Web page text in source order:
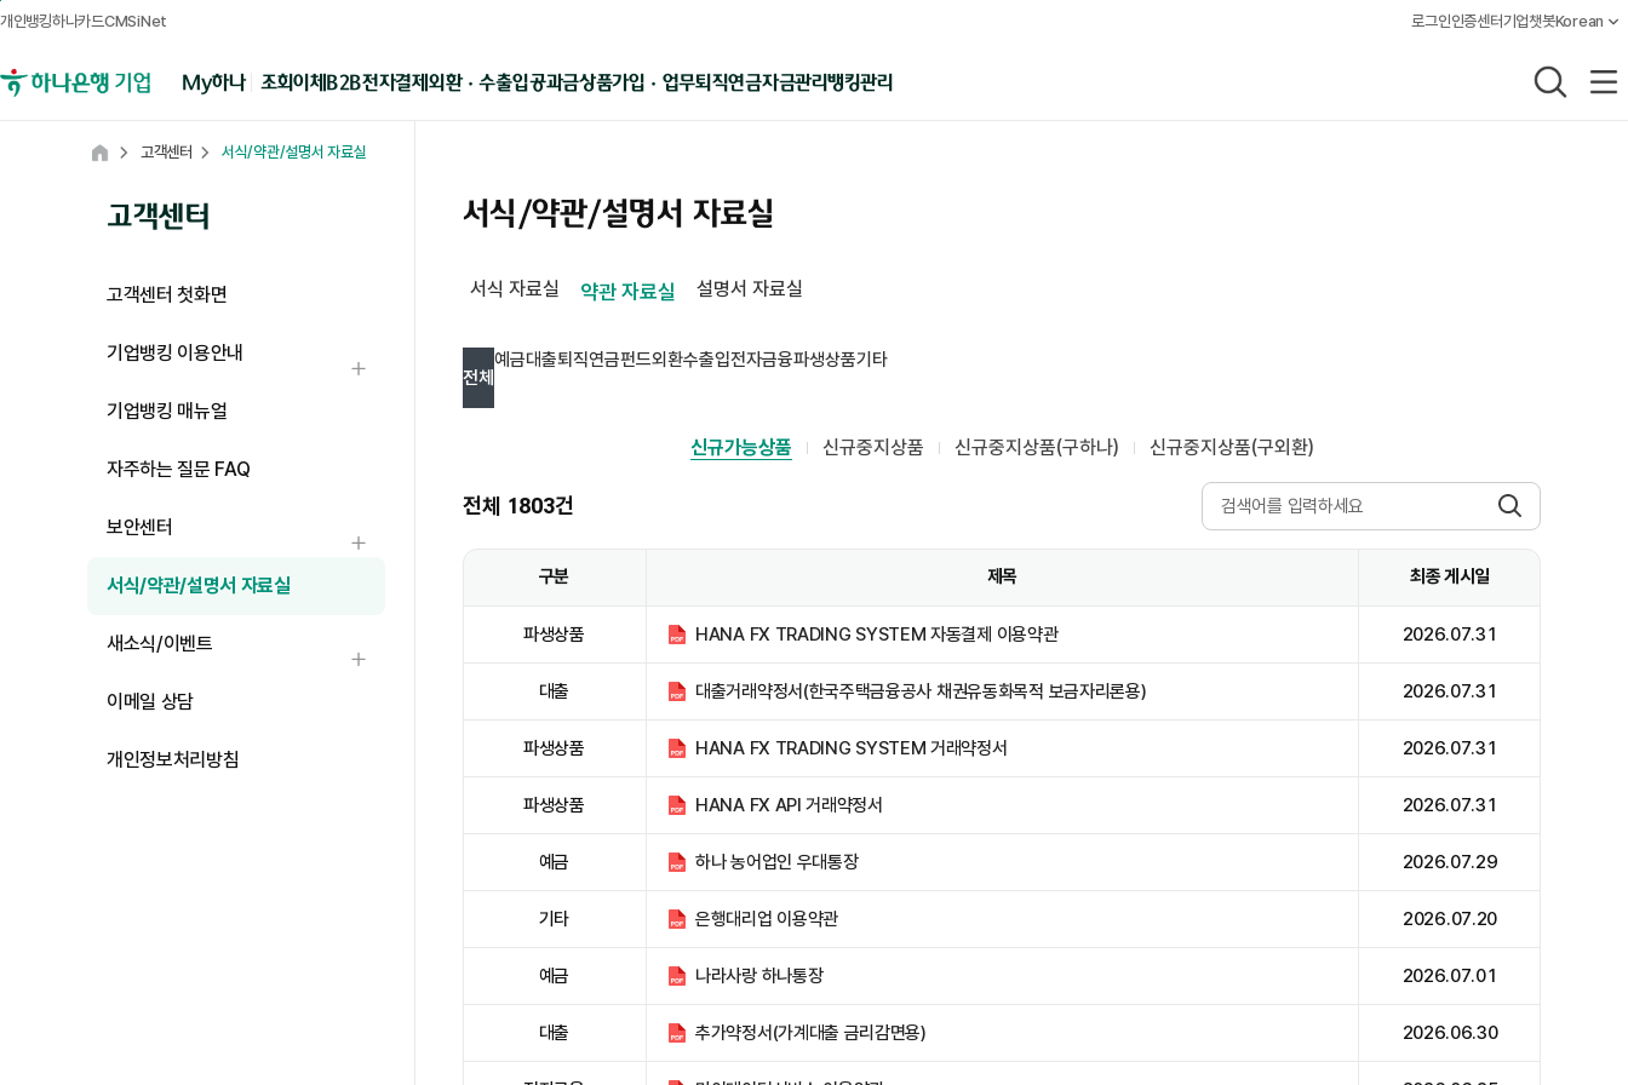
개인뱅킹하나카드CMSiNet 로그인인증센터기업챗봇Korean
언어설정,
하나은행 기업뱅킹 My하나 조회이체B2B전자결제외환 · 수출입공과금상품가입 · 업무퇴직연금자금관리뱅킹관리 통합검색 전체메
고객센터
고객센터 첫화면
기업뱅킹 이용안내
하위메뉴 열기
기업뱅킹 매뉴얼
자주하는 질문 FAQ
보안센터
서식/약관/설명서 자료실
새소식/이벤트
이메일 상담
개인정보처리방침
Home
고객센터 서식/약관/설명서 자료실
서식/약관/설명서 자료실
서식 자료실 약관 자료실 설명서 자료실
약관 자료실 탭 상세내용 입니다.
전체
예금대출퇴직연금펀드외환수출입전자금융파생상품기타
신규가능상품 신규중지상품 신규중지상품(구하나) 신규중지상품(구외환)
전체 1803건
구분 제목 최종 게시일
파생상품 HANA FX TRADING SYSTEM 자동결제 이용약관 2026.07.31
대출 대출거래약정서(한국주택금융공사 채권유동화목적 보금자리론용) 2026.07.31
파생상품 HANA FX TRADING SYSTEM 거래약정서 2026.07.31
파생상품 HANA FX API 거래약정서 2026.07.31
예금 하나 농어업인 우대통장 2026.07.29
기타 은행대리업 이용약관 2026.07.20
예금 나라사랑 하나통장 2026.07.01
대출 추가약정서(가계대출 금리감면용) 2026.06.30